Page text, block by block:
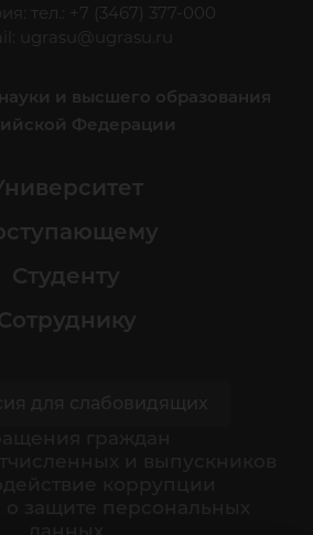
тел.: +7 (3467) 377-000
ugrasu@ugrasu.ru
и высшего образования
Федерации
Студенту